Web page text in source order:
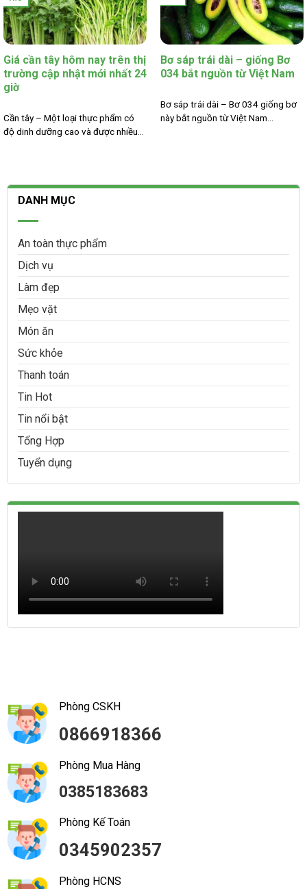
Giá cần tây hôm nay trên thị
trường cập nhật mới nhất 24
giờ
Cần tây – Một loại thực phẩm có
độ dinh dưỡng cao và được nhiều...
Bơ sáp trái dài – giống Bơ
034 bắt nguồn từ Việt Nam
Bơ sáp trái dài – Bơ 034 giống bơ
này bắt nguồn từ Việt Nam...
DANH MỤC
An toàn thực phẩm
Dịch vụ
Làm đẹp
Mẹo vặt
Món ăn
Sức khỏe
Thanh toán
Tin Hot
Tin nổi bật
Tổng Hợp
Tuyển dụng
Phòng CSKH
0866918366
Phòng Mua Hàng
0385183683
Phòng Kế Toán
0345902357
Phòng HCNS